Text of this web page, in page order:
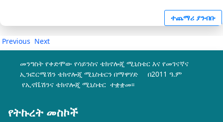
ተጨማሪ ያንብቡ
Previous Next
መንግስት የቀድሞው የሳይንስና ቴክኖሎጂ ሚኒስቴር እና የመገናኛና
ኢንፎርሜሽን ቴክኖሎጂ ሚኒስቴርን በማዋሃድ በ2011 ዓ.ም
የኢኖቬሽንና ቴክኖሎጂ ሚኒስቴር ተቋቋመ፡፡
የትኩረት መስኮች